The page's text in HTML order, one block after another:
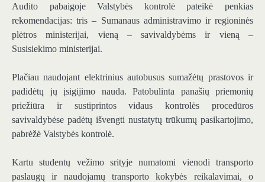
Audito pabaigoje Valstybės kontrolė pateikė penkias
rekomendacijas: tris – Sumanaus administravimo ir regioninės
plėtros ministerijai, vieną – savivaldybėms ir vieną –
Susisiekimo ministerijai.
Plačiau naudojant elektrinius autobusus sumažėtų prastovos ir
padidėtų jų įsigijimo nauda. Patobulinta panašių priemonių
priežiūra ir sustiprintos vidaus kontrolės procedūros
savivaldybėse padėtų išvengti nustatytų trūkumų pasikartojimo,
pabrėžė Valstybės kontrolė.
Kartu studentų vežimo srityje numatomi vienodi transporto
paslaugų ir naudojamų transporto kokybės reikalavimai, o